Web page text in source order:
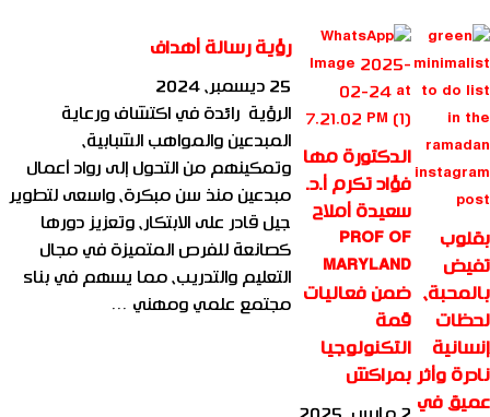
بقلوب
تفيض
بالمحبة،
لحظات
إنسانية
نادرة وأثر
عميق في
الدكتورة مها
فؤاد تكرم أ.د.
سعيدة أملاح
PROF OF
MARYLAND
ضمن فعاليات
قمة
التكنولوجيا
بمراكش
رؤية رسالة أهداف
25 ديسمبر، 2024
الرؤية رائدة في اكتشاف ورعاية
المبدعين والمواهب الشبابية،
وتمكينهم من التحول إلى رواد أعمال
مبدعين منذ سن مبكرة، واسعى لتطوير
جيل قادر على الابتكار، وتعزيز دورها
كصانعة للفرص المتميزة في مجال
التعليم والتدريب، مما يسهم في بناء
مجتمع علمي ومهني …